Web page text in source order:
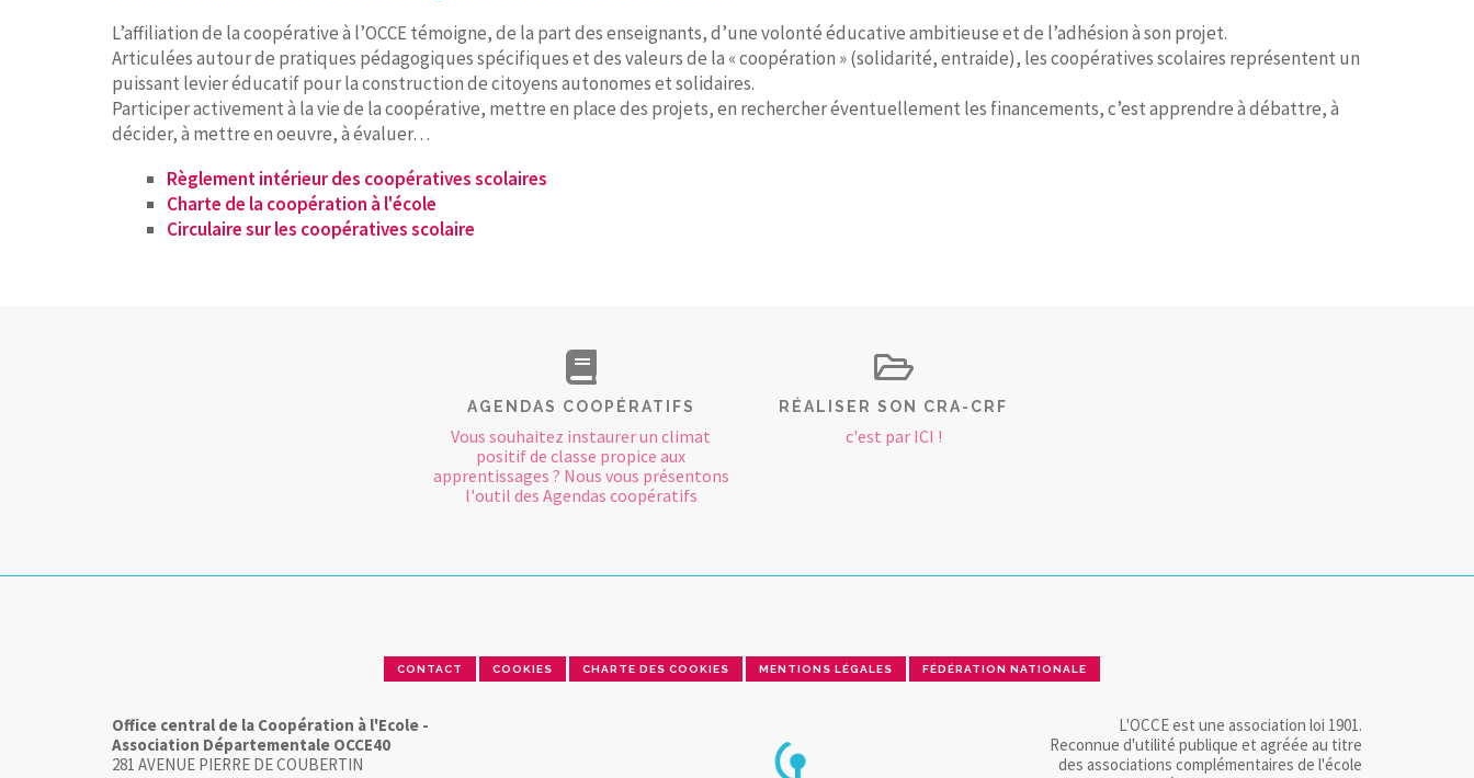
L’affiliation de la coopérative à l’OCCE témoigne, de la part des enseignants, d’une volonté éducative ambitieuse et de l’adhésion à son projet.
Articulées autour de pratiques pédagogiques spécifiques et des valeurs de la « coopération » (solidarité, entraide), les coopératives scolaires représentent un
puissant levier éducatif pour la construction de citoyens autonomes et solidaires.
Participer activement à la vie de la coopérative, mettre en place des projets, en rechercher éventuellement les financements, c’est apprendre à débattre, à
décider, à mettre en oeuvre, à évaluer…
Règlement intérieur des coopératives scolaires
Charte de la coopération à l'école
Circulaire sur les coopératives scolaire
AGENDAS COOPÉRATIFS
Vous souhaitez instaurer un climat
positif de classe propice aux
apprentissages ? Nous vous présentons
l'outil des Agendas coopératifs
RÉALISER SON CRA-CRF
c'est par ICI !
CONTACT COOKIES CHARTE DES COOKIES MENTIONS LÉGALES FÉDÉRATION NATIONALE
Office central de la Coopération à l'Ecole -
Association Départementale OCCE40
281 AVENUE PIERRE DE COUBERTIN
L'OCCE est une association loi 1901.
Reconnue d'utilité publique et agréée au titre
des associations complémentaires de l'école